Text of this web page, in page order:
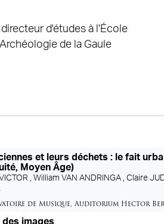
d'études à l'École
de la Gaule
et leurs déchets : le fait
Moyen Âge)
,William VAN ANDRINGA ,Claire
de Musique,Auditorium Hector
des images